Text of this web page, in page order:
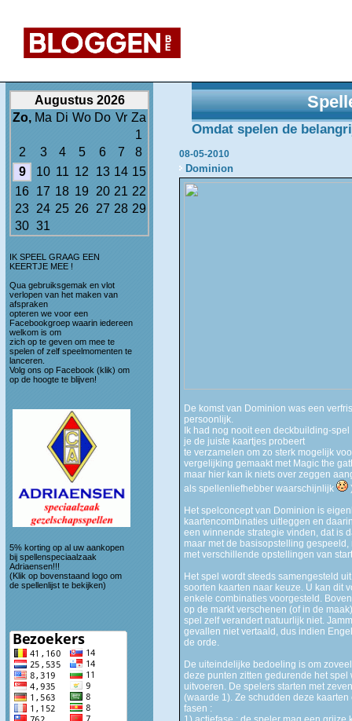
Augustus 2026
Zo, Ma Di Wo Do Vr Za
1
2
3 4 5 6 7
8
9
10 11 12 13 14 15
16 17 18 19 20 21 22
23 24 25 26 27 28 29
30 31
IK SPEEL GRAAG EEN
KEERTJE MEE !
Qua gebruiksgemak en vlot
verlopen van het maken van
afspraken
opteren we voor een
Facebookgroep waarin iedereen
welkom is om
zich op te geven om mee te
spelen of zelf speelmomenten te
lanceren.
Volg ons op Facebook (klik) om
op de hoogte te blijven!
5% korting op al uw aankopen
bij spellenspeciaalzaak
Adriaensen!!!
(Klik op bovenstaand logo om
de spellenlijst te bekijken)
Omdat spelen de
08-05-2010
Dominion
De komst van Dominion was een
persoonlijk.
Ik had nog nooit een deckbuilding-
je de juiste kaartjes probeert
te verzamelen om zo sterk mogelijk
vergelijking gemaakt met Magic the
maar hier kan ik niets over zeggen
als spellenliefhebber waarschijnlijk
Het spelconcept van Dominion is
kaartencombinaties uitleggen en
een winnende strategie vinden, dat is
maar met de basisopstelling
met verschillende opstellingen van
Het spel wordt steeds samengesteld
soorten kaarten naar keuze. U kan dit
enkele combinaties voorgesteld.
op de markt verschenen (of in de
spel zelf verandert natuurlijk niet.
gevallen niet vertaald, dus indien
de orde.
De uiteindelijke bedoeling is om
deze punten zitten gedurende het
uitvoeren. De spelers starten met
(waarde 1). Ze schudden deze
fasen :